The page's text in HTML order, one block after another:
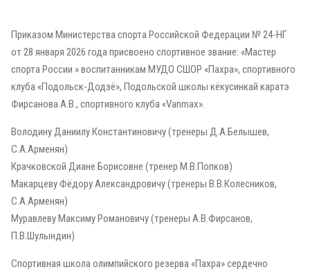
Приказом Министерства спорта Российской Федерации № 24-НГ
от 28 января 2026 года присвоено спортивное звание: «Мастер
спорта России » воспитанникам МУДО СШОР «Пахра», спортивного
клуба «Подольск-Додзё», Подольской школы кёкусинкай каратэ
Фирсанова А.В., спортивного клуба «Vanmax».
Володину Даниилу Константиновичу (тренеры Д.А.Белышев,
С.А.Арменян)
Крачковской Диане Борисовне (тренер М.В.Попков)
Макарцеву Фёдору Александровичу (тренеры В.В.Колесников,
С.А.Арменян)
Муравлеву Максиму Романовичу (тренеры А.В.Фирсанов,
П.В.Шулындин)
Спортивная школа олимпийского резерва «Пахра» сердечно